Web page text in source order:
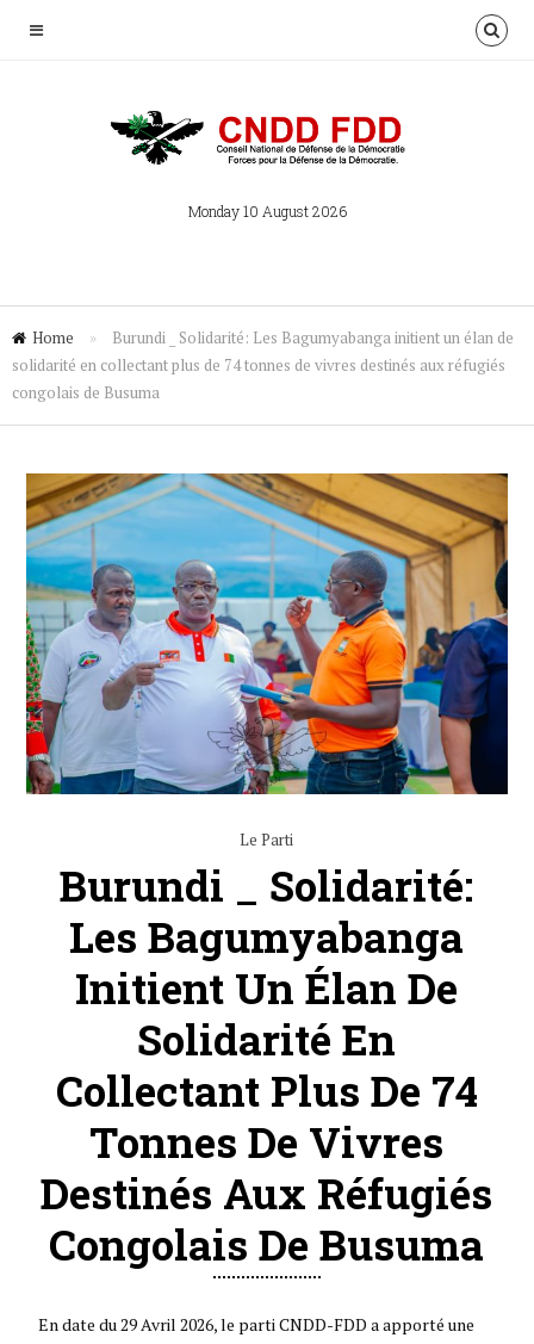
Monday 10 August 2026
Home »
Burundi _ Solidarité: Les Bagumyabanga initient un élan de
solidarité en collectant plus de 74 tonnes de vivres destinés aux réfugiés
congolais de Busuma
Le Parti
Burundi _ Solidarité:
Les Bagumyabanga
Initient Un Élan De
Solidarité En
Collectant Plus De 74
Tonnes De Vivres
Destinés Aux Réfugiés
Congolais De Busuma
En date du 29 Avril 2026, le parti CNDD-FDD a apporté une